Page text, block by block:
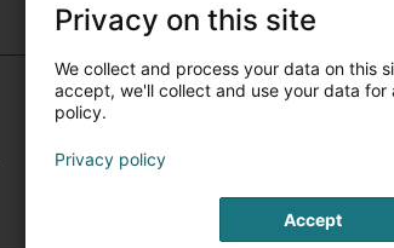
Privacy on this site
We collect and process your data on this
accept, we'll collect and use your data for
policy.
Privacy policy
Accept